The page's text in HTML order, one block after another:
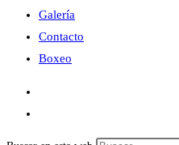
Galería
Contacto
Boxeo